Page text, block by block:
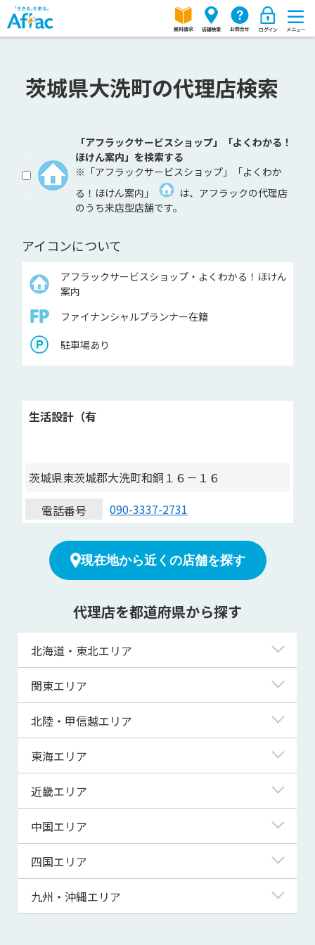
茨城県大洗町の代理店検索
「アフラックサービスショップ」「よくわかる！
ほけん案内」を検索する
※「アフラックサービスショップ」「よくわか
る！ほけん案内」
は、アフラックの代理店
のうち来店型店舗です。
アイコンについて
アフラックサービスショップ・よくわかる！ほけん
案内
ファイナンシャルプランナー在籍
駐車場あり
生活設計（有
茨城県東茨城郡大洗町和銅１６－１６
電話番号
090-3337-2731
現在地から近くの店舗を探す
代理店を都道府県から探す
北海道・東北エリア
北海道
青森県
宮城県
秋田県
山形県
関東エリア
東京都
神奈川県
埼玉県
千葉県
茨城県
群馬県
北陸・甲信越エリア
新潟県
富山県
福井県
山梨県
長野県
東海エリア
岐阜県
静岡県
三重県
近畿エリア
滋賀県
京都府
大阪府
兵庫県
中国エリア
鳥取県
島根県
四国エリア
徳島県
九州・沖縄エリア